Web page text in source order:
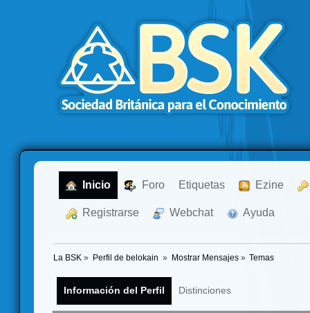
Inicio Foro Etiquetas Ezine
Registrarse Webchat Ayuda
La BSK » Perfil de belokain » Mostrar Mensajes» Temas
Información del Perfil Distinciones